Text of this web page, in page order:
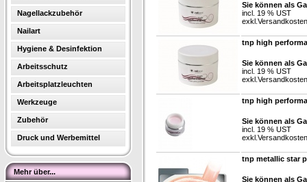
Nagellackzubehör
Nailart
Hygiene & Desinfektion
Arbeitsschutz
Arbeitsplatzleuchten
Werkzeuge
Zubehör
Druck und Werbemittel
Mehr über...
Sie können als
incl. 19 % UST
exkl. Versandkosten
tnp high
Sie können als
incl. 19 % UST
exkl. Versandkosten
tnp high
Sie können als
incl. 19 % UST
exkl. Versandkosten
tnp metallic star
Sie können als